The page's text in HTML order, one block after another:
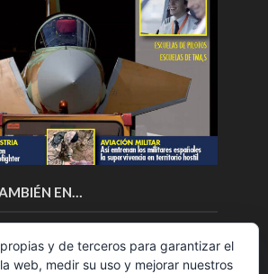
EN…
y de terceros para garantizar el
web, medir su uso y mejorar nuestros